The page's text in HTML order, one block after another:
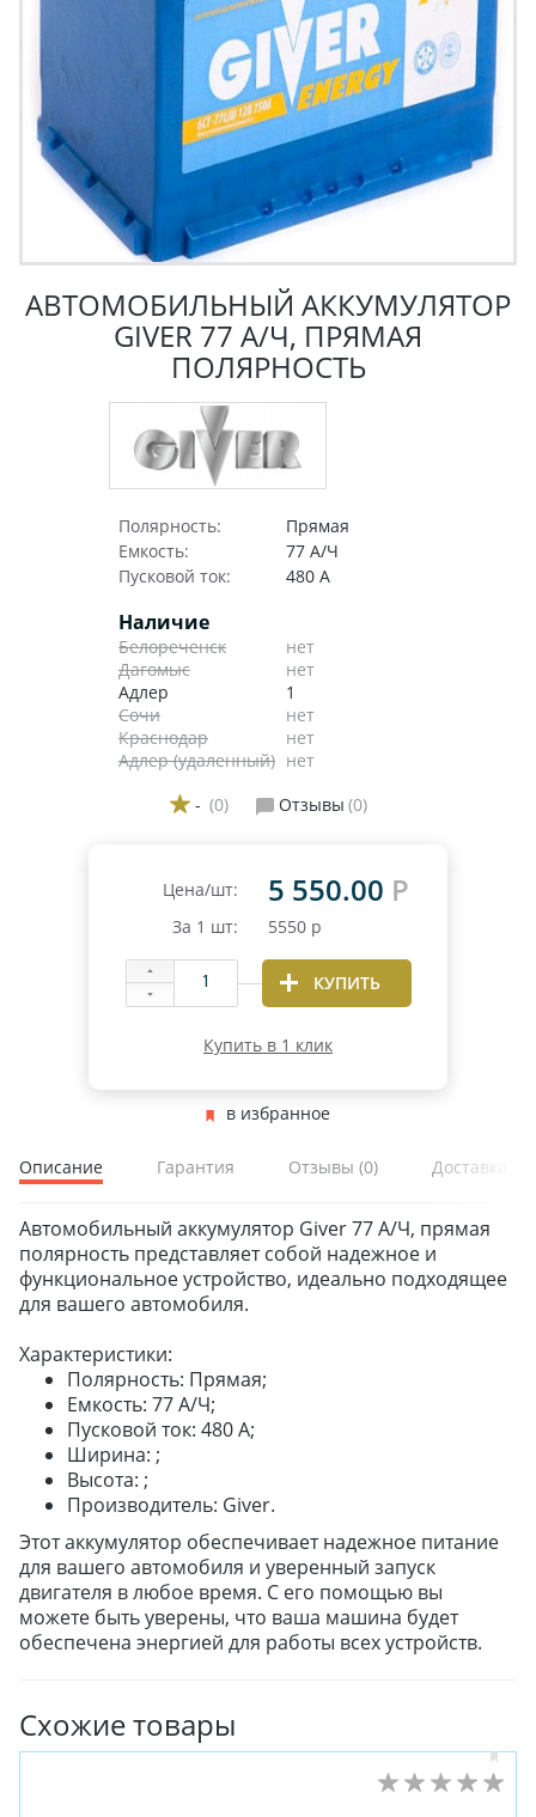
АВТОМОБИЛЬНЫЙ АККУМУЛЯТОР
GIVER 77 А/Ч, ПРЯМАЯ
ПОЛЯРНОСТЬ
Полярность:
Прямая
Емкость:
77 А/Ч
Пусковой ток:
480 А
Наличие
Белореченск
нет
Дагомыс
нет
Адлер
1
Сочи
нет
Краснодар
нет
Адлер (удаленный) нет
- (0) Отзывы (0)
Цена/шт: 5 550.00 Р
За 1 шт: 5550 р
КУПИТЬ
Купить в 1 клик
в избранное
Описание Гарантия Отзывы (0) Доставка и
Автомобильный аккумулятор Giver 77 А/Ч, прямая
полярность представляет собой надежное и
функциональное устройство, идеально подходящее
для вашего автомобиля.
Характеристики:
Полярность: Прямая;
Емкость: 77 А/Ч;
Пусковой ток: 480 А;
Ширина: ;
Высота: ;
Производитель: Giver.
Этот аккумулятор обеспечивает надежное питание
для вашего автомобиля и уверенный запуск
двигателя в любое время. С его помощью вы
можете быть уверены, что ваша машина будет
обеспечена энергией для работы всех устройств.
Схожие товары